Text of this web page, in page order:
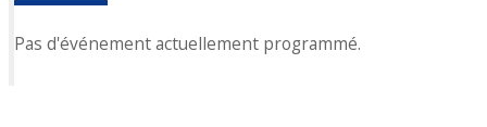
Pas d'événement actuellement programmé.